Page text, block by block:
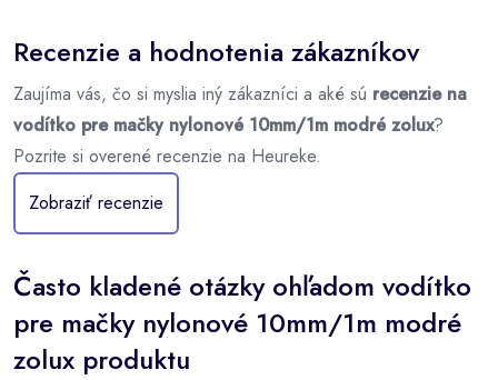
Recenzie a hodnotenia zákazníkov
Zaujíma vás, čo si myslia iný zákazníci a aké sú recenzie na
vodítko pre mačky nylonové 10mm/1m modré zolux?
Pozrite si overené recenzie na Heureke.
Zobraziť recenzie
Často kladené otázky ohľadom vodítko
pre mačky nylonové 10mm/1m modré
zolux produktu